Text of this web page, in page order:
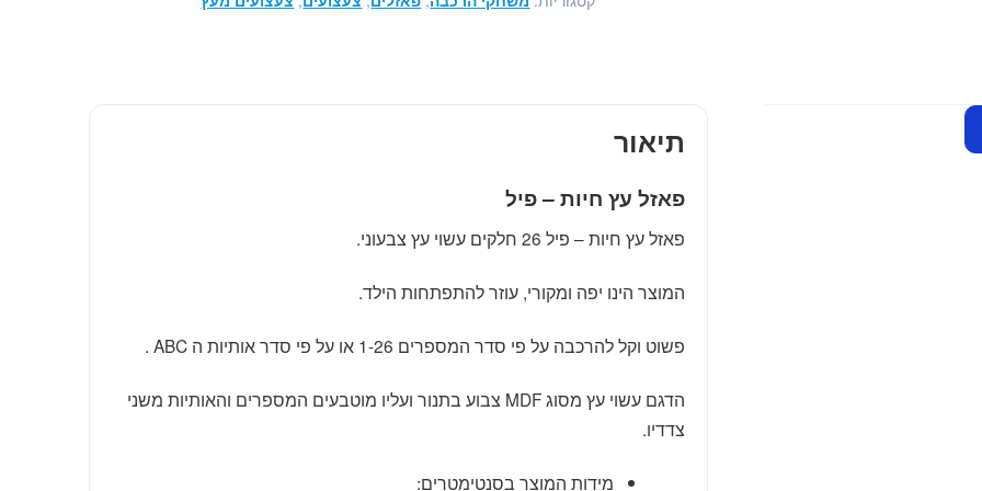
תיאור
פאזל עץ חיות – פיל
פאזל עץ חיות – פיל 26 חלקים עשוי עץ צבעוני.
המוצר הינו יפה ומקורי, עוזר להתפתחות הילד.
פשוט וקל להרכבה על פי סדר המספרים 1-26 או על פי סדר אותיות ה ABC .
הדגם עשוי עץ מסוג MDF צבוע בתנור ועליו מוטבעים המספרים והאותיות משני
צדדיו.
מידות המוצר בסנטימטרים: